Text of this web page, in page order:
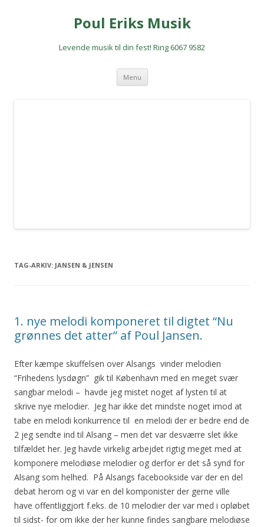
Poul Eriks Musik
Levende musik til din fest! Ring 6067 9582
Menu Hop
indhold
TAG-ARKIV: JANSEN & JENSEN
1. nye melodi komponeret til digtet “Nu
grønnes det atter” af Poul Jansen.
Efter kæmpe skuffelsen over Alsangs vinder melodien
“Frihedens lysdøgn” gik til København med en meget svær
sangbar melodi – havde jeg mistet noget af lysten til at
skrive nye melodier. Jeg har ikke det mindste noget imod at
tabe en melodi konkurrence til en melodi der er bedre end de
2 jeg sendte ind til Alsang – men det var desværre slet ikke
tilfældet her. Jeg havde virkelig arbejdet rigtig meget med at
komponere melodiøse melodier og derfor er det så synd for
Alsang som helhed. På Alsangs facebookside var der en del
debat herom og vi var en del komponister der gerne ville
have offentliggjort f.eks. de 10 melodier der var med i opløbet
til sidst- for om ikke der her kunne findes sangbare melodiøse